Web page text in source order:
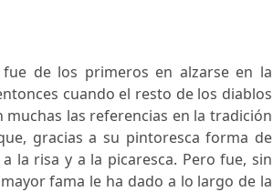
de los primeros en alzarse en la
cuando el resto de los diablos
muchas las referencias en la tradición
gracias a su pintoresca forma de
la risa y a la picaresca. Pero fue, sin
fama le ha dado a lo largo de la